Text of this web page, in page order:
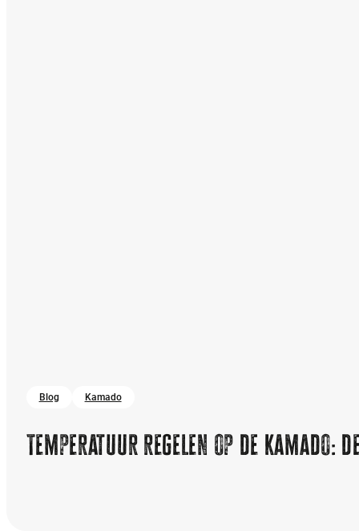
Blog Kamado
Temperatuur regelen op de kamado: